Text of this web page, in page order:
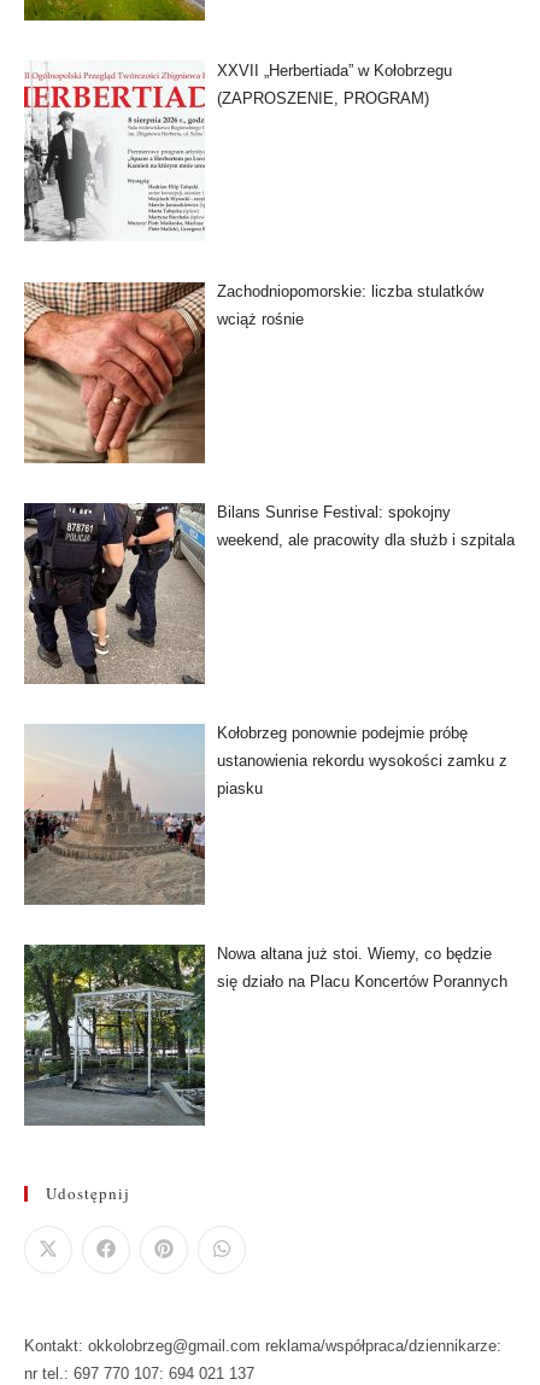
XXVII „Herbertiada” w Kołobrzegu
(ZAPROSZENIE, PROGRAM)
Zachodniopomorskie: liczba stulatków
wciąż rośnie
Bilans Sunrise Festival: spokojny
weekend, ale pracowity dla służb i szpitala
Kołobrzeg ponownie podejmie próbę
ustanowienia rekordu wysokości zamku z
piasku
Nowa altana już stoi. Wiemy, co będzie
się działo na Placu Koncertów Porannych
Udostępnij
Kontakt: okkolobrzeg@gmail.com reklama/współpraca/dziennikarze:
nr tel.: 697 770 107: 694 021 137